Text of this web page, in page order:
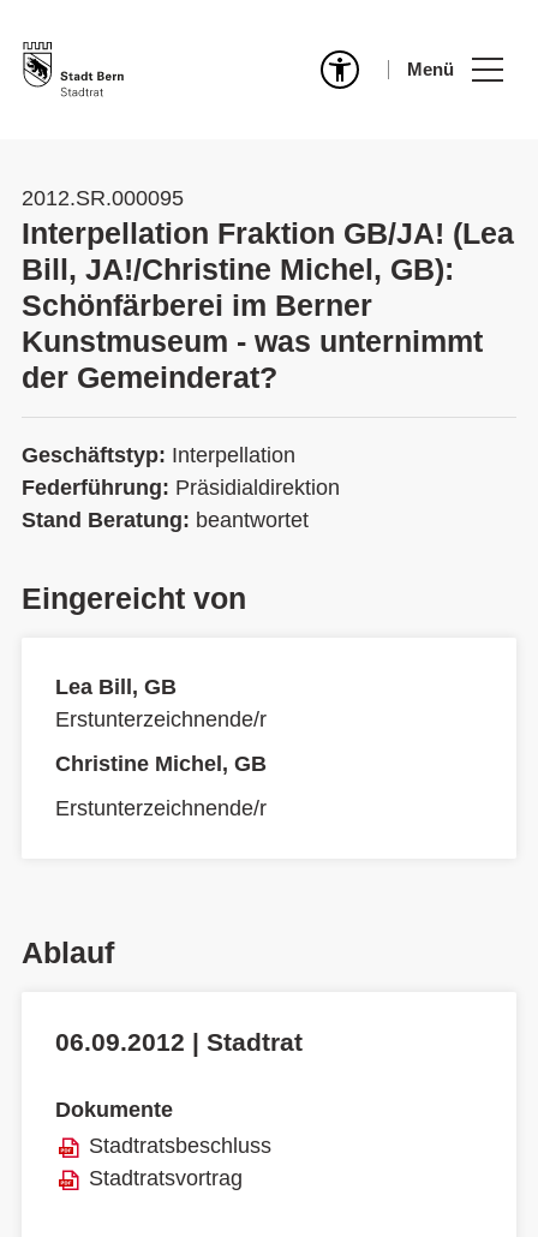
Menü
2012.SR.000095
Interpellation Fraktion GB/JA! (Lea
Bill, JA!/Christine Michel, GB):
Schönfärberei im Berner
Kunstmuseum - was unternimmt
der Gemeinderat?
Geschäftstyp: Interpellation
Federführung: Präsidialdirektion
Stand Beratung: beantwortet
Eingereicht von
Lea Bill, GB
Erstunterzeichnende/r
Christine Michel, GB
Erstunterzeichnende/r
Ablauf
06.09.2012 | Stadtrat
Dokumente
Stadtratsbeschluss
Stadtratsvortrag